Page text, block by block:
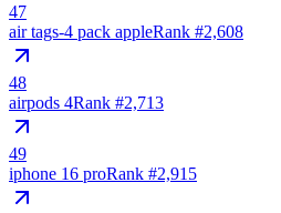
47
air tags-4 pack appleRank #2,608
48
airpods 4Rank #2,713
49
iphone 16 proRank #2,915